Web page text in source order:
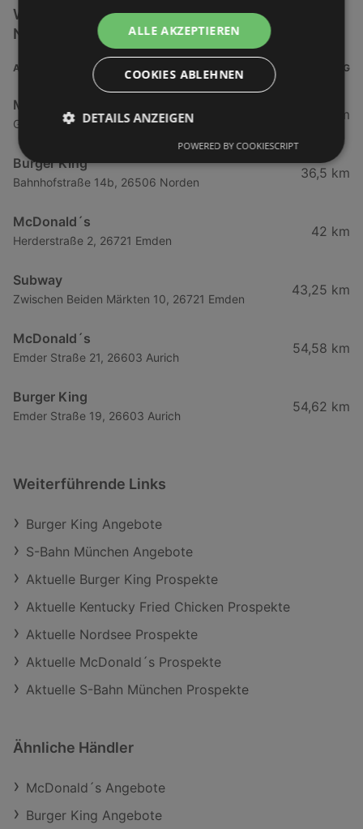
Weitere Restaurant & Reisen Filialen in der
Nähe
ADRESSE ENTFERNUNG
McDonald´s
Gewerbestraße 9, 26506 Norden
34,34 km
Burger King
Bahnhofstraße 14b, 26506 Norden
36,5 km
McDonald´s
Herderstraße 2, 26721 Emden
42 km
Subway
Zwischen Beiden Märkten 10, 26721 Emden
43,25 km
McDonald´s
Emder Straße 21, 26603 Aurich
54,58 km
Burger King
Emder Straße 19, 26603 Aurich
54,62 km
Weiterführende Links
Burger King Angebote
S-Bahn München Angebote
Aktuelle Burger King Prospekte
Aktuelle Kentucky Fried Chicken Prospekte
Aktuelle Nordsee Prospekte
Aktuelle McDonald´s Prospekte
Aktuelle S-Bahn München Prospekte
Ähnliche Händler
McDonald´s Angebote
Burger King Angebote
ALLE AKZEPTIEREN
COOKIES ABLEHNEN
DETAILS ANZEIGEN
POWERED BY COOKIESCRIPT